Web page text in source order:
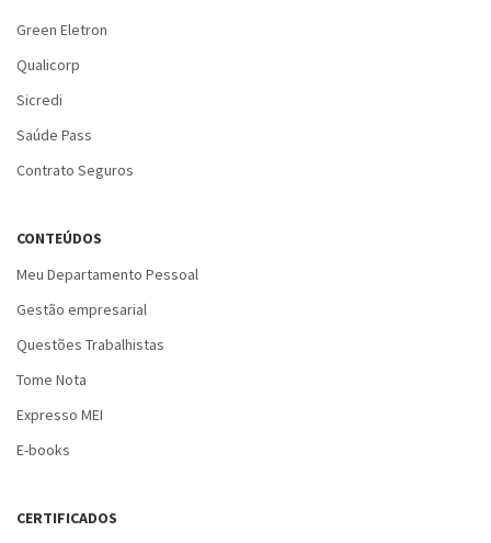
Green Eletron
Qualicorp
Sicredi
Saúde Pass
Contrato Seguros
CONTEÚDOS
Meu Departamento Pessoal
Gestão empresarial
Questões Trabalhistas
Tome Nota
Expresso MEI
E-books
CERTIFICADOS